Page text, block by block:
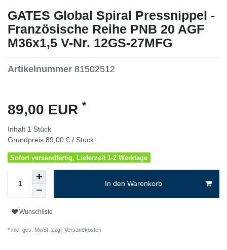
GATES Global Spiral Pressnippel -
Französische Reihe PNB 20 AGF
M36x1,5 V-Nr. 12GS-27MFG
Artikelnummer 81502512
89,00 EUR *
Inhalt 1 Stück
Grundpreis 89,00 € / Stück
Sofort versandfertig, Lieferzeit 1-2 Werktage
In den Warenkorb
Wunschliste
* inkl. ges. MwSt. zzgl. Versandkosten